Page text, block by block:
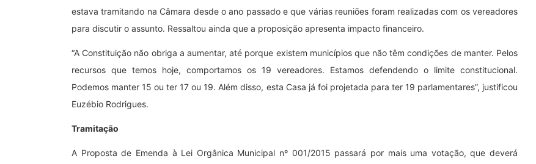
estava tramitando na Câmara desde o ano passado e que várias reuniões foram realizadas com os vereadores
para discutir o assunto. Ressaltou ainda que a proposição apresenta impacto financeiro.
“A Constituição não obriga a aumentar, até porque existem municípios que não têm condições de manter. Pelos
recursos que temos hoje, comportamos os 19 vereadores. Estamos defendendo o limite constitucional.
Podemos manter 15 ou ter 17 ou 19. Além disso, esta Casa já foi projetada para ter 19 parlamentares”, justificou
Euzébio Rodrigues.
Tramitação
A Proposta de Emenda à Lei Orgânica Municipal nº 001/2015 passará por mais uma votação, que deverá